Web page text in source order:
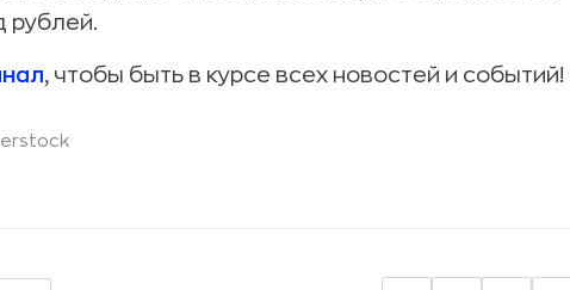
рублей.
, чтобы быть в курсе всех новостей и событий!